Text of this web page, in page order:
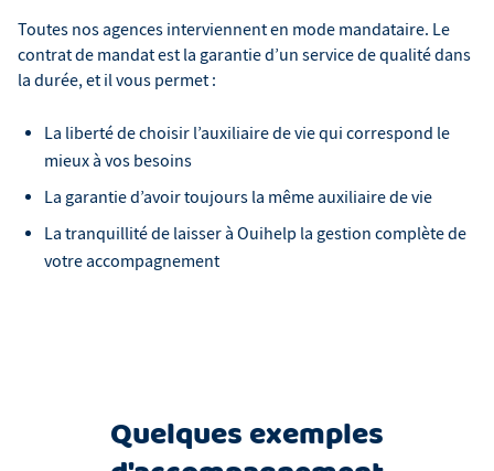
Toutes nos agences interviennent en mode mandataire. Le
contrat de mandat est la garantie d’un service de qualité dans
la durée, et il vous permet :
La liberté de choisir l’auxiliaire de vie qui correspond le
mieux à vos besoins
La garantie d’avoir toujours la même auxiliaire de vie
La tranquillité de laisser à Ouihelp la gestion complète de
votre accompagnement
Quelques exemples